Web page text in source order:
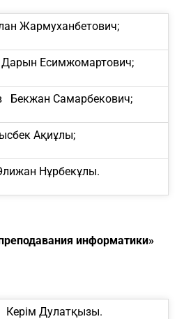
Жармуханбетович;
Дарын Есимжомартович;
Бекжан Самарбекович;
Ақиұлы;
Нұрбекұлы.
информатики»
Керім Дулатқызы.